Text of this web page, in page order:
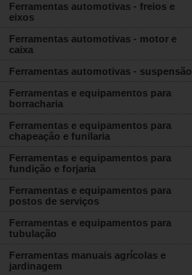
Ferramentas automotivas - freios e
eixos
Ferramentas automotivas - motor e
caixa
Ferramentas automotivas - suspensão
Ferramentas e equipamentos para
borracharia
Ferramentas e equipamentos para
chapeação e funilaria
Ferramentas e equipamentos para
fundição e forjaria
Ferramentas e equipamentos para
postos de serviços
Ferramentas e equipamentos para
tubulação
Ferramentas manuais agrícolas e
jardinagem